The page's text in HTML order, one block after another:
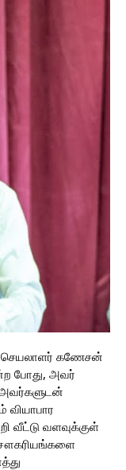
செயலாளர் கணேசன்
போது, அவர்
அவர்களுடன்
வியாபார
வீட்டு வளவுக்குள்